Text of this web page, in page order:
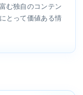
む独自のコンテン
とって価値ある情